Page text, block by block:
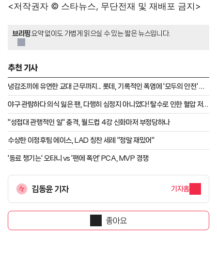
<저작권자 © 스타뉴스, 무단전재 및 재배포 금지>
브리핑 요약 없이도 가볍게 읽으실 수 있는 짧은 뉴스입니다.
추천 기사
냉감조끼에 유연한 교대 근무까지... 롯데, 기록적인 폭염에 '모두의 안전' 챙
겼다 "선수와 팬만큼 근로자 안전도 중요해"
야구 관람하다 의식 잃은 팬, 다행히 심정지 아니었다! 탈수로 인한 혈압 저하
"치료마치고 퇴원"
"성접대 관행적인 일" 충격, 월드컵 4강 신화마저 부정당하나
수상한 이정후팀 에이스, LAD 칭찬 세례 "정말 재밌어"
'동료 챙기는' 오타니 vs '팬에 폭언' PCA, MVP 경쟁
김동윤 기자 기자홈
좋아요